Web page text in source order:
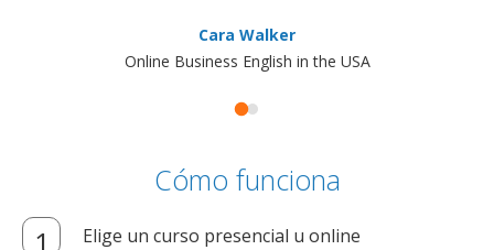
Cara Walker
Online Business English in the USA
Cómo funciona
Elige un curso presencial u online